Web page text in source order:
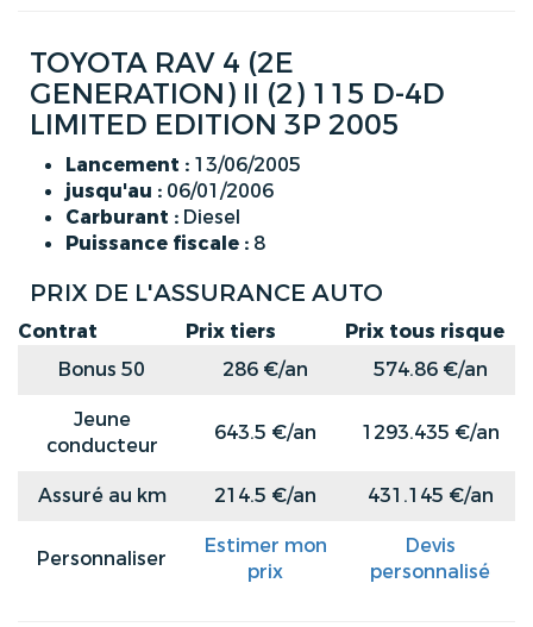
TOYOTA RAV 4 (2E
GENERATION) II (2) 115 D-4D
LIMITED EDITION 3P 2005
Lancement : 13/06/2005
jusqu'au : 06/01/2006
Carburant : Diesel
Puissance fiscale : 8
PRIX DE L'ASSURANCE AUTO
Contrat Prix tiers
Prix tous risque
Bonus 50
286 €/an
574.86 €/an
Jeune
conducteur
643.5 €/an 1293.435 €/an
Assuré au km 214.5 €/an 431.145 €/an
Personnaliser
Estimer mon
prix
Devis
personnalisé